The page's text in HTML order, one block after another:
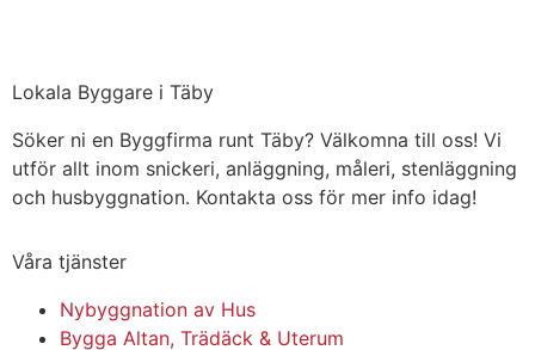
Lokala Byggare i Täby
Söker ni en Byggfirma runt Täby? Välkomna till oss! Vi
utför allt inom snickeri, anläggning, måleri, stenläggning
och husbyggnation. Kontakta oss för mer info idag!
Våra tjänster
Nybyggnation av Hus
Bygga Altan, Trädäck & Uterum